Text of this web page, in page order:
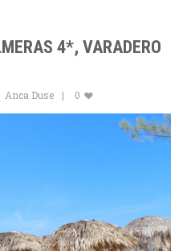
4*, VARADERO
Anca Duse 0